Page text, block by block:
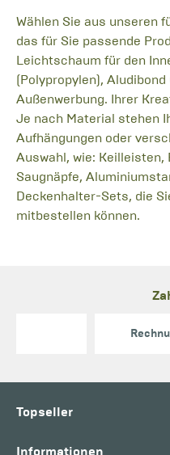
Wählen Sie aus unseren
das für Sie passende
Leichtschaum für den
(Polypropylen),
Außenwerbung. Ihrer
Je nach Material stehen
Aufhängungen oder
Auswahl, wie:
Saugnäpfe,
Deckenhalter-Sets, die
mitbestellen können.
Topseller
Informationen